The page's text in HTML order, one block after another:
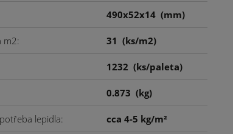
490x52x14(mm)
m2 31(ks/m2)
1232(ks/paleta)
0.873(kg)
lepidla cca 4-5 kg/m²